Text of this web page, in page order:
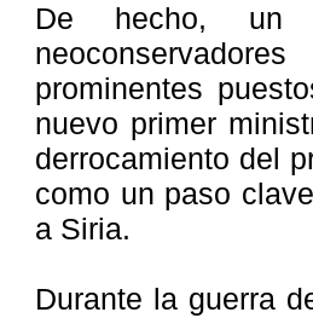
De hecho, un
prominentes
nuevo primer
derrocamiento del
como un paso
a Siria.
Durante la guerra